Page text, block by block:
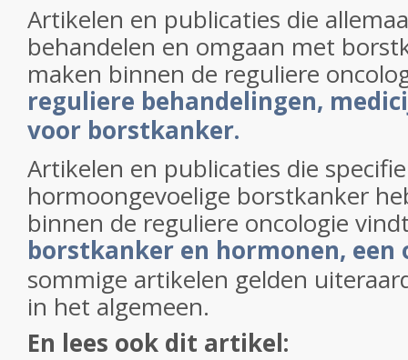
Artikelen en publicaties die
behandelen en omgaan met
maken binnen de reguliere
reguliere behandelingen,
voor borstkanker.
Artikelen en publicaties die
hormoongevoelige borstkanker
binnen de reguliere oncologie
borstkanker en hormonen, een
sommige artikelen gelden
in het algemeen.
En lees ook dit artikel: